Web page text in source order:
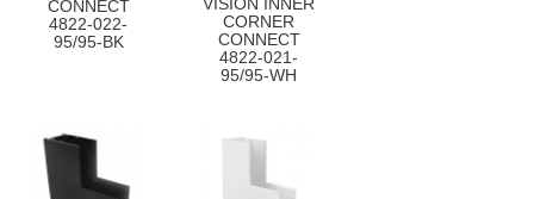
CONNECT
4822-022-
95/95-BK
CORNER
CONNECT
4822-021-
95/95-WH